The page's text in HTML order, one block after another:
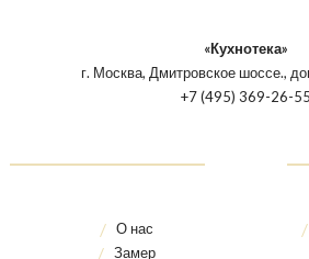
«Кухнотека»
г. Москва, Дмитровское шоссе.,
+7 (495) 369-26-55
О нас
Замер